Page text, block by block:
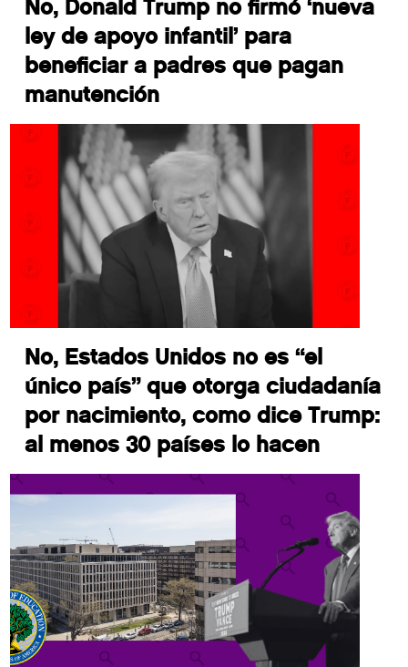
No, Donald Trump no firmó ‘nueva
ley de apoyo infantil’ para
beneficiar a padres que pagan
manutención
No, Estados Unidos no es “el
único país” que otorga ciudadanía
por nacimiento, como dice Trump:
al menos 30 países lo hacen